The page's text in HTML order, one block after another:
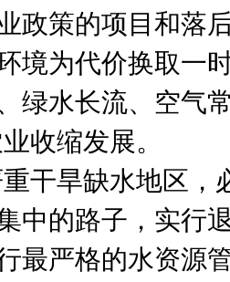
政策的项目和落
境为代价换取一
绿水长流、空气
收缩发展。
干旱缺水地区，
中的路子，实行
最严格的水资源